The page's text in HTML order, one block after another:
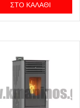
ΣΤΟ ΚΑΛΆΘΙ